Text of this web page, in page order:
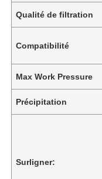
Contrôle de la
Qualité de filtration
Compatibilité
Max Work Pressure
Précipitation
Surligner: